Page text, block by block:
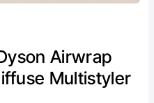
Airwrap
Multistyler